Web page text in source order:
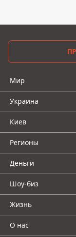
Мир
Украина
Киев
Регионы
Деньги
Шоу-биз
Жизнь
О нас